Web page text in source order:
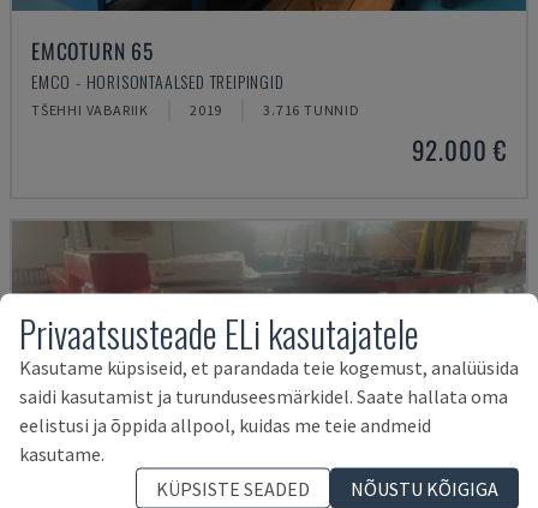
EMCOTURN 65
EMCO - HORISONTAALSED TREIPINGID
TŠEHHI VABARIIK 2019 3.716 TUNNID
92.000 €
Privaatsusteade ELi kasutajatele
Kasutame küpsiseid, et parandada teie kogemust, analüüsida
saidi kasutamist ja turunduseesmärkidel. Saate hallata oma
eelistusi ja õppida allpool, kuidas me teie andmeid
kasutame.
KÜPSISTE SEADED
NÕUSTU KÕIGIGA